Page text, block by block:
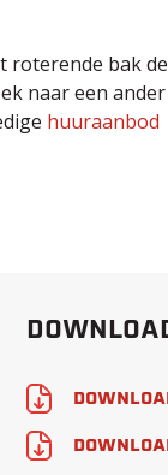
roterende bak de
naar een
huuraanbod